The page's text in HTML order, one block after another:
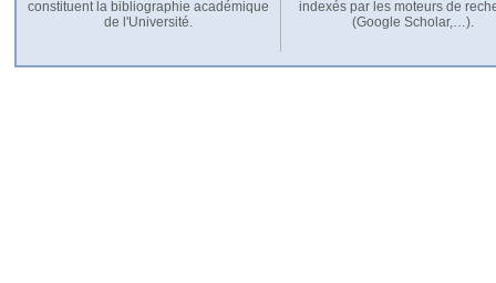
constituent la bibliographie académique
de l'Université.
indexés par les moteurs de
(Google Scholar,…).